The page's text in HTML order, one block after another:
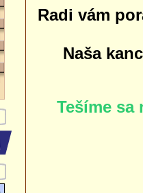
Radi vám
Naša
Tešíme sa